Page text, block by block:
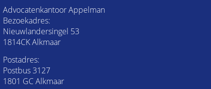
Advocatenkantoor Appelman
Bezoekadres:
Nieuwlandersingel 53
1814CK Alkmaar
Postadres:
Postbus 3127
1801 GC Alkmaar